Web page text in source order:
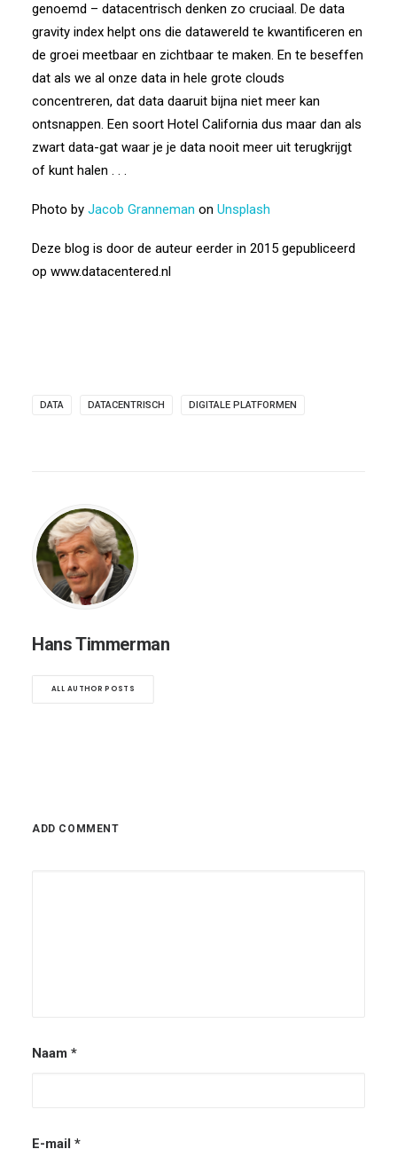
genoemd – datacentrisch denken zo cruciaal. De data
gravity index helpt ons die datawereld te kwantificeren en
de groei meetbaar en zichtbaar te maken. En te beseffen
dat als we al onze data in hele grote clouds
concentreren, dat data daaruit bijna niet meer kan
ontsnappen. Een soort Hotel California dus maar dan als
zwart data-gat waar je je data nooit meer uit terugkrijgt
of kunt halen . . .
Photo by Jacob Granneman on Unsplash
Deze blog is door de auteur eerder in 2015 gepubliceerd
op www.datacentered.nl
DATA DATACENTRISCH DIGITALE PLATFORMEN
Hans Timmerman
ALL AUTHOR POSTS
ADD COMMENT
Naam *
E-mail *